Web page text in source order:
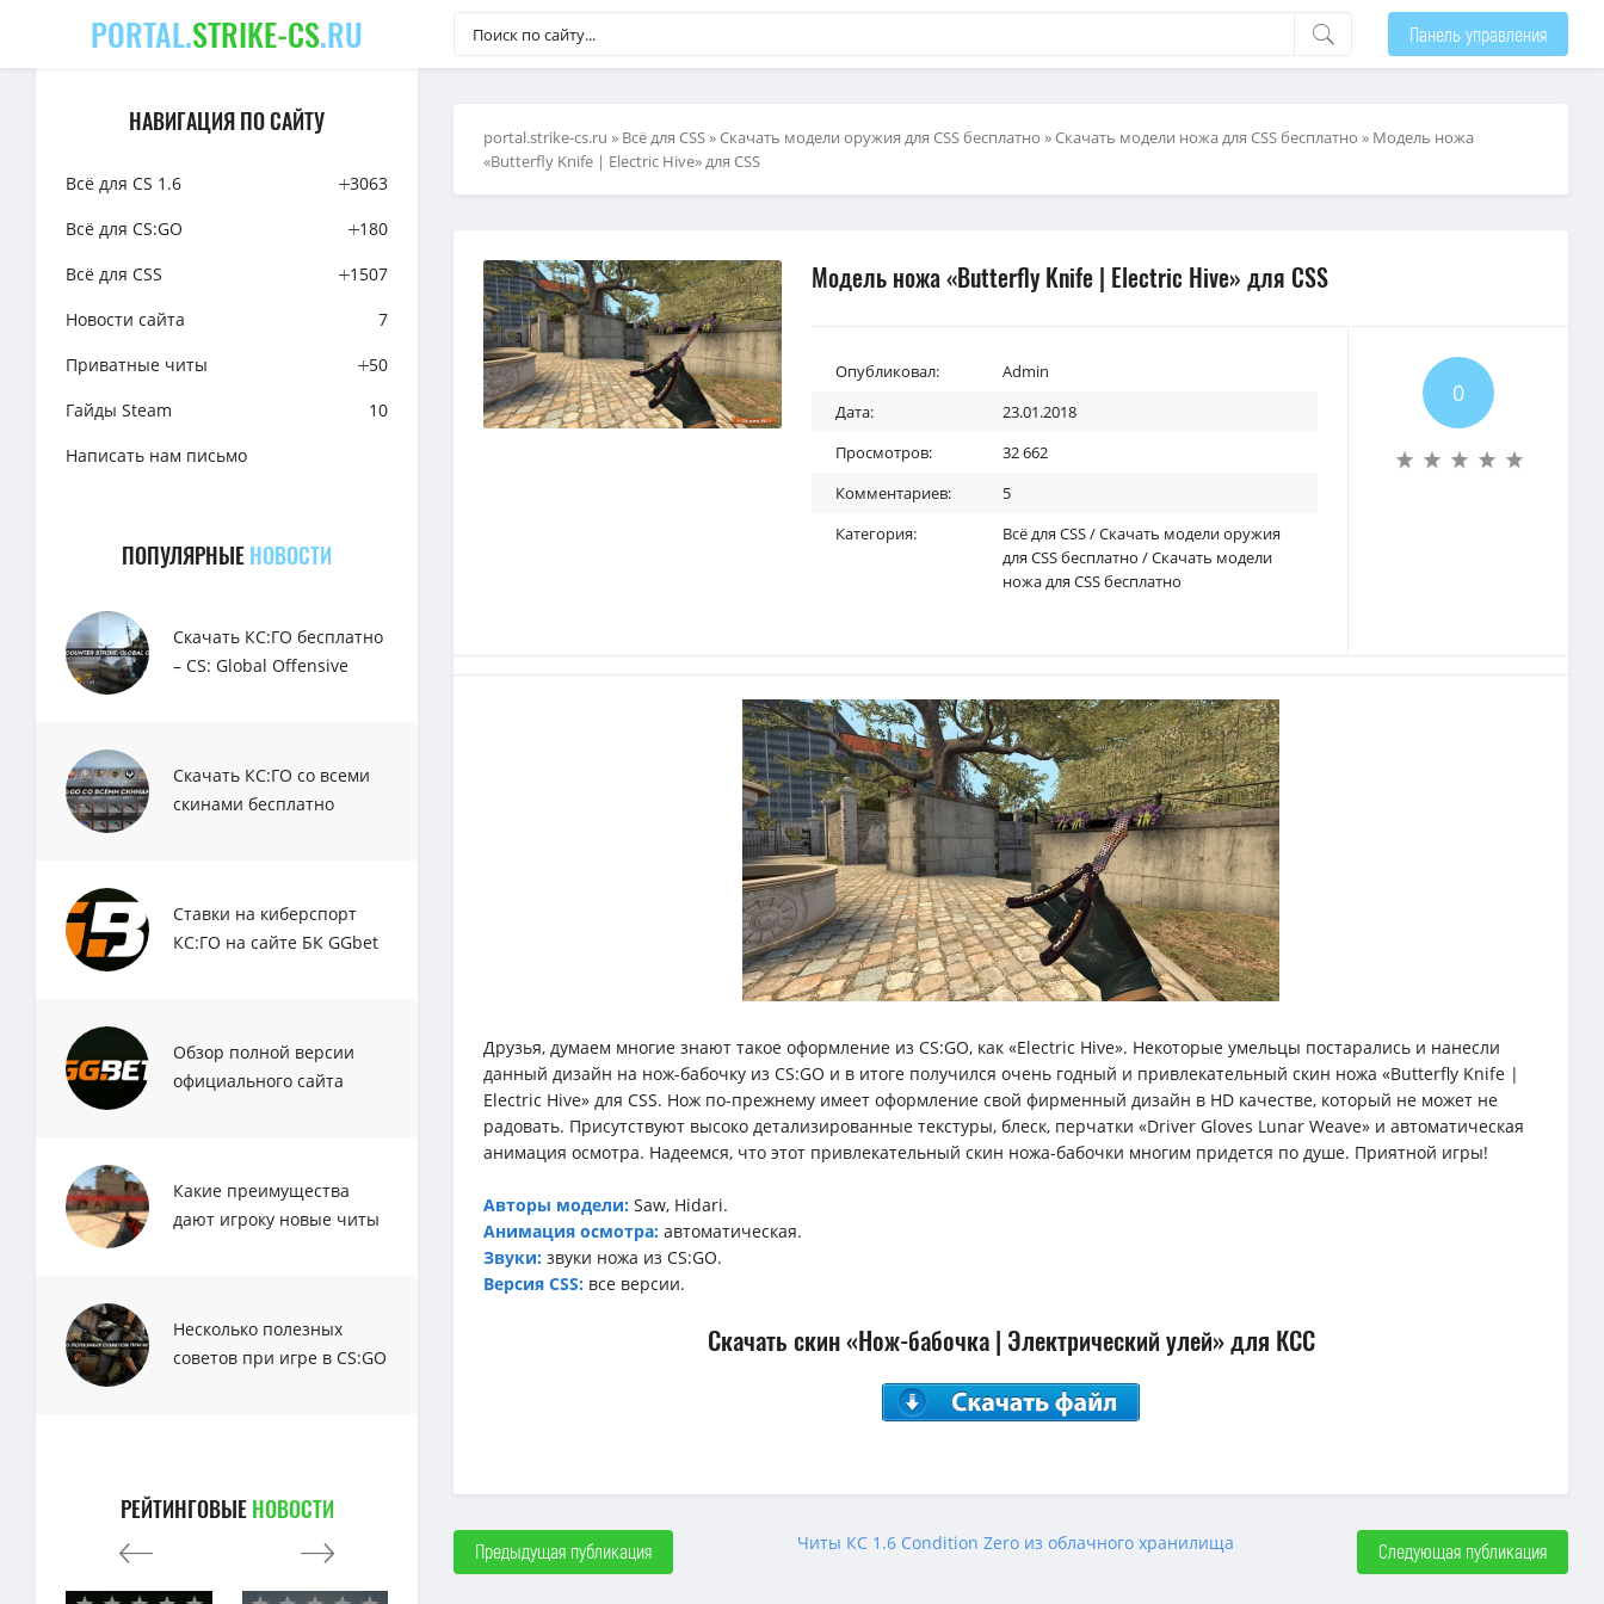
PORTAL.STRIKE-CS.RU Панель управления
НАВИГАЦИЯ ПО САЙТУ
Всё для CS 1.6
3063
Всё для CS:GO
180
Всё для CSS
1507
Новости сайта
7
Приватные читы
50
Гайды Steam
10
Написать нам письмо
ПОПУЛЯРНЫЕНОВОСТИ
Скачать КС:ГО бесплатно
– CS: Global Offensive
Скачать КС:ГО со всеми
скинами бесплатно
Ставки на киберспорт
КС:ГО на сайте БК GGbet
Обзор полной версии
официального сайта
Какие преимущества
дают игроку новые читы
Несколько полезных
советов при игре в CS:GO
РЕЙТИНГОВЫЕНОВОСТИ
portal.strike-cs.ru » Всё для CSS»Скачать модели оружия для CSS бесплатно »Скачать модели ножа для CSS бесплатно » Модель ножа
«Butterfly Knife | Electric Hive» для CSS
Модель ножа «Butterfly Knife | Electric Hive» для CSS
Опубликовал:
Admin
Дата:
23.01.2018
Просмотров:
32 662
Комментариев:
5
Категория:
Всё для CSS/Скачать модели оружия
для CSS бесплатно /Скачать модели
ножа для CSS бесплатно
0
Друзья, думаем многие знают такое оформление из CS:GO, как «Electric Hive». Некоторые умельцы постарались и нанесли
данный дизайн на нож-бабочку из CS:GO и в итоге получился очень годный и привлекательный скин ножа «Butterfly Knife |
Electric Hive» для CSS. Нож по-прежнему имеет оформление свой фирменный дизайн в HD качестве, который не может не
радовать. Присутствуют высоко детализированные текстуры, блеск, перчатки «Driver Gloves Lunar Weave» и автоматическая
анимация осмотра. Надеемся, что этот привлекательный скин ножа-бабочки многим придется по душе. Приятной игры!
Авторы модели: Saw, Hidari.
Анимация осмотра: автоматическая.
Звуки: звуки ножа из CS:GO.
Версия CSS: все версии.
Скачать скин «Нож-бабочка | Электрический улей» для КСС
Предыдущая публикация Читы КС 1.6 Condition Zero из облачного хранилища Следующая публикация